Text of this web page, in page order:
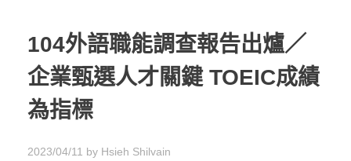
104外語職能調查報告出爐／
企業甄選人才關鍵 TOEIC成績
為指標
2023/04/11 by Hsieh Shilvain